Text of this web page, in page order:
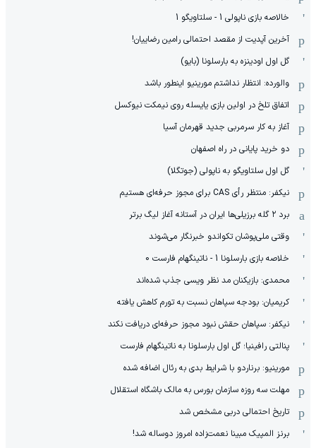
خالاصه بازی ناپولی 1 - سلتاویگو 1
آخرین آپدیت از مقصد احتمالی رامین رضاییان!
گل اول اودینزه به بارسلونا (بایو)
والورده: انتظار نداشتم مورینیو اینطور باشد
اتفاق تلخ در اولین بازی یایسله روی نیمکت نیوکسل
آغاز به کار سرمربی جدید قهرمان آسیا
دو خرید پایانی در راه اصفهان
گل اول سلتاویگو به ناپولی (جوتگلا)
نیکفر: منتظر رأی CAS برای مجوز حرفه‌ای هستیم
برد ۲ گله برزیلی‌ها ایران در آستانه آغاز لیگ برتر
وقتی ملی‌پوشان تکواندو خبرنگار می‌شوند
خلاصه بازی بارسلونا 1 - ناتینگهام فارست 0
محمدی: بازیکنان مد نظر ویسی جذب شده‌اند
کریمیان: بودجه سپاهان نسبت به تورم کاهش یافته
نیکفر: سپاهان حقش نبود مجوز حرفه‌ای دریافت نکند
پنالتی رافینیا؛ گل اول بارسلونا به ناتینگهام فارست
مورینیو: برناردو با شرایط بدی به رئال اضافه شده
مهلت سه روزه سازمان بورس به مالک باشگاه استقلال
تاریخ احتمالی دربی مشخص شد
برنز المپیک مبینا نعمت‌زاده امروز دوساله شد!